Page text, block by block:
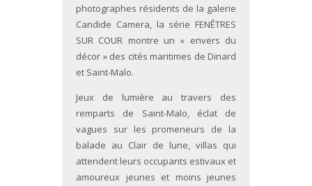
photographes résidents de la galerie
Candide Camera, la série FENÊTRES
SUR COUR montre un « envers du
décor » des cités maritimes de Dinard
et Saint-Malo.
Jeux de lumière au travers des
remparts de Saint-Malo, éclat de
vagues sur les promeneurs de la
balade au Clair de lune, villas qui
attendent leurs occupants estivaux et
amoureux jeunes et moins jeunes